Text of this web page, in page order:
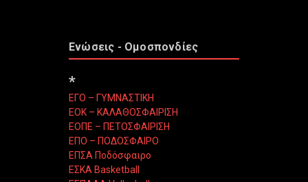
Ενώσεις - Ομοσπονδίες
*
ΕΓΟ – ΓΥΜΝΑΣΤΙΚΗ
ΕΟΚ – ΚΑΛΑΘΟΣΦΑΙΡΙΣΗ
ΕΟΠΕ – ΠΕΤΟΣΦΑΙΡΙΣΗ
ΕΠΟ – ΠΟΔΟΣΦΑΙΡΟ
ΕΠΣΑ Ποδόσφαιρο
ΕΣΚΑ Basketball